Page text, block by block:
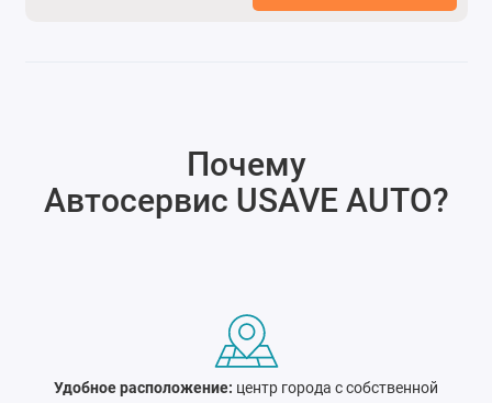
Почему
Автосервис USAVE AUTO?
Удобное расположение: центр города c собственной